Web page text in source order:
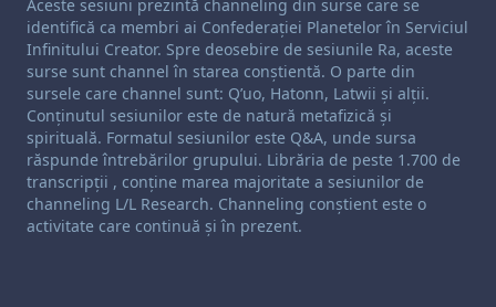
Aceste sesiuni prezintă channeling din surse care se
identifică ca membri ai Confederației Planetelor în Serviciul
Infinitului Creator. Spre deosebire de sesiunile Ra, aceste
surse sunt channel în starea conștientă. O parte din
sursele care channel sunt: Q’uo, Hatonn, Latwii și alții.
Conținutul sesiunilor este de natură metafizică și
spirituală. Formatul sesiunilor este Q&A, unde sursa
răspunde întrebărilor grupului. Librăria de peste 1.700 de
transcripții , conține marea majoritate a sesiunilor de
channeling L/L Research. Channeling conștient este o
activitate care continuă și în prezent.